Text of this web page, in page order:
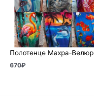
Полотенце Махра-Велюр
670₽